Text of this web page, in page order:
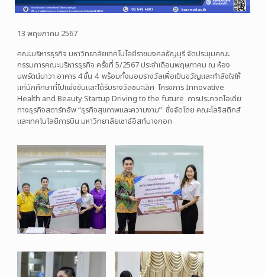
13 พฤษภาคม 2567
คณะบริหารธุรกิจ มหาวิทยาลัยเทคโนโลยีราชมงคลธัญบุรีจัดประชุมคณะ
กรรมการคณะบริหารธุรกิจ ครั้งที่ 5/2567 ประจำเดือนพฤษภาคม ณ ห้อง
นพรัตน์นาวา อาคาร 4 ชั้น 4 พร้อมทั้งมอบรางวัลเพื่อเป็นขวัญและกำลังใจให้
แก่นักศึกษาที่ไปแข่งขันและได้รับรางวัลชนะเลิศ โครงการ Innovative
Health and Beauty Startup Driving to the future การประกวดไอเดีย
ทางธุรกิจสตาร์ทอัพ “ธุรกิจสุขภาพและความงาม” ซึ่งจัดโดย คณะโลจิสติกส์
และเทคโนโลยีการบิน มหาวิทยาลัยเซาธ์อีสท์บางกอก